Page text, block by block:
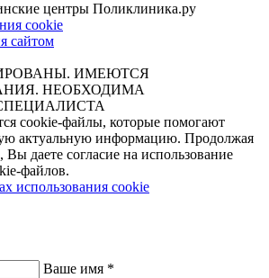
центры Поликлиника.ру
cookie
сайтом
ИМЕЮТСЯ
НЕОБХОДИМА
cookie-файлы, которые помогают
актуальную информацию. Продолжая
Вы даете согласие на использование
файлов.
использования cookie
Ваше имя *